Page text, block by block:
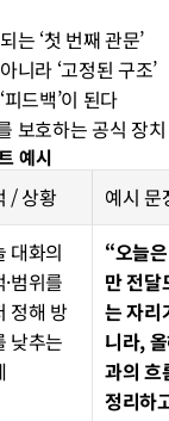
되는 ‘첫 번째 관문’
아니라 ‘고정된 구조’
‘피드백’이 된다
보호하는 공식 장치
예시
/ 상황 예시 문
대화의
범위를
정해 방
낮추는
“오늘
만 전달
는 자리
니라,
과의 흐
정리하